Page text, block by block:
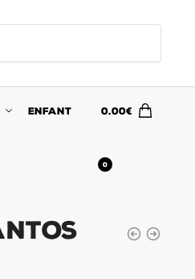
ENFANT 0.00€
0